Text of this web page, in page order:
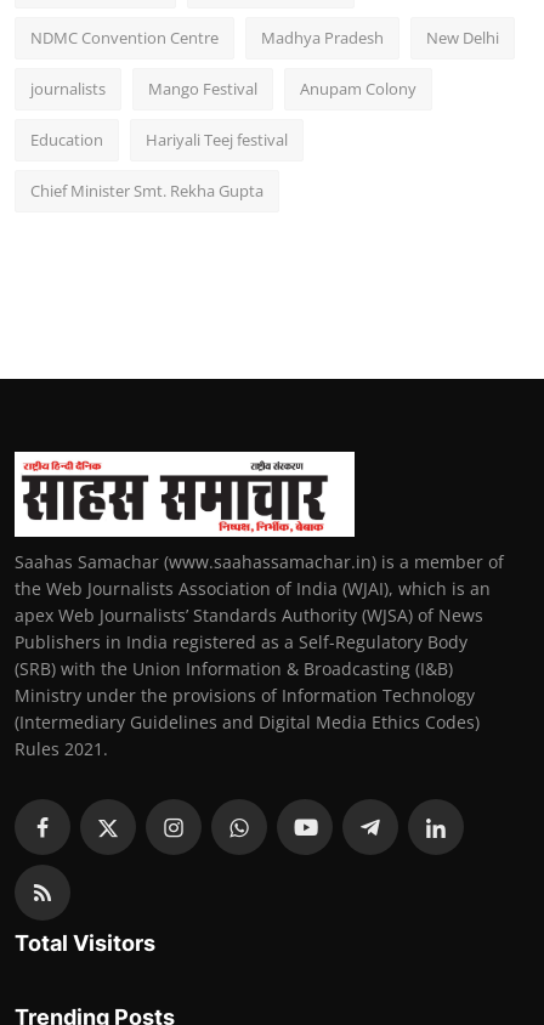
NDMC Convention Centre Madhya Pradesh New Delhi
journalists Mango Festival Anupam Colony
Education Hariyali Teej festival
Chief Minister Smt. Rekha Gupta
Saahas Samachar (www.saahassamachar.in) is a member of
the Web Journalists Association of India (WJAI), which is an
apex Web Journalists’ Standards Authority (WJSA) of News
Publishers in India registered as a Self-Regulatory Body
(SRB) with the Union Information & Broadcasting (I&B)
Ministry under the provisions of Information Technology
(Intermediary Guidelines and Digital Media Ethics Codes)
Rules 2021.
Total Visitors
Trending Posts